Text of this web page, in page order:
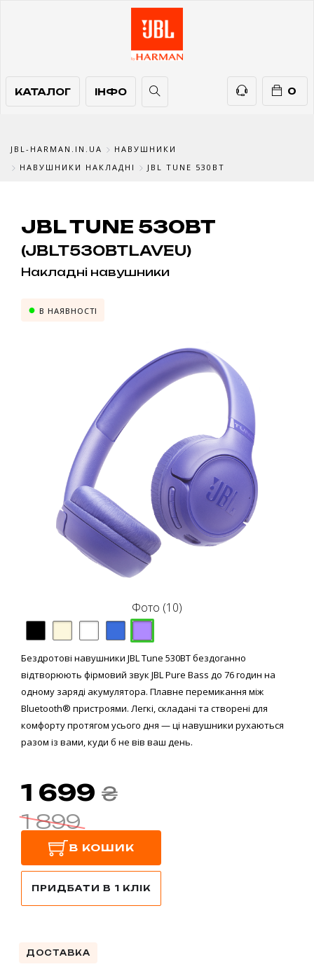
КАТАЛОГ
КАТАЛОГ ІНФО
ІНФО 0
ТЕЛЕФОНИ
JBL-HARMAN.IN.UA
НАВУШНИКИ
НАВУШНИКИ НАКЛАДНІ
JBL TUNE 530BT
JBL TUNE 530BT
(JBLT530BTLAVEU)
Накладні навушники
В НАЯВНОСТІ
Фото (10)
Бездротові навушники JBL Tune 530BT бездоганно
відтворюють фірмовий звук JBL Pure Bass до 76 годин на
одному заряді акумулятора. Плавне перемикання між
Bluetooth® пристроями. Легкі, складані та створені для
комфорту протягом усього дня — ці навушники рухаються
разом із вами, куди б не вів ваш день.
1 699 ₴
1 899
В КОШИК
ПРИДБАТИ В 1 КЛІК
ДОСТАВКА